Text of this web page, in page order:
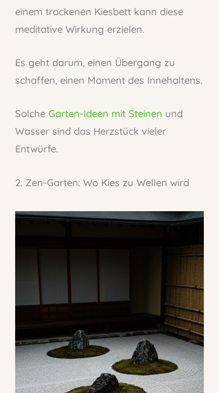
einem trockenen Kiesbett kann diese
meditative Wirkung erzielen.
Es geht darum, einen Übergang zu
schaffen, einen Moment des Innehaltens.
Solche Garten-Ideen mit Steinen und
Wasser sind das Herzstück vieler
Entwürfe.
2. Zen-Garten: Wo Kies zu Wellen wird